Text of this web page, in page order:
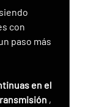
con
paso más
en el
,